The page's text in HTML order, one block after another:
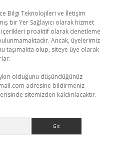
Bilgi Teknolojileri ve İletişim
bir Yer Sağlayıcı olarak hizmet
proaktif olarak denetleme
Ancak, üyelerimiz
taşımakta olup, siteye üye olarak
olduğunu düşündüğünüz
adresine bildirmeniz
sitemizden kaldırılacaktır.